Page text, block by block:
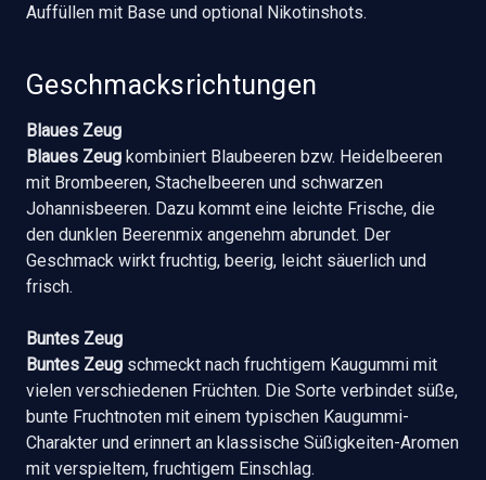
Auffüllen mit Base und optional Nikotinshots.
Geschmacksrichtungen
Blaues Zeug
Blaues Zeug kombiniert Blaubeeren bzw. Heidelbeeren
mit Brombeeren, Stachelbeeren und schwarzen
Johannisbeeren. Dazu kommt eine leichte Frische, die
den dunklen Beerenmix angenehm abrundet. Der
Geschmack wirkt fruchtig, beerig, leicht säuerlich und
frisch.
Buntes Zeug
Buntes Zeug schmeckt nach fruchtigem Kaugummi mit
vielen verschiedenen Früchten. Die Sorte verbindet süße,
bunte Fruchtnoten mit einem typischen Kaugummi-
Charakter und erinnert an klassische Süßigkeiten-Aromen
mit verspieltem, fruchtigem Einschlag.